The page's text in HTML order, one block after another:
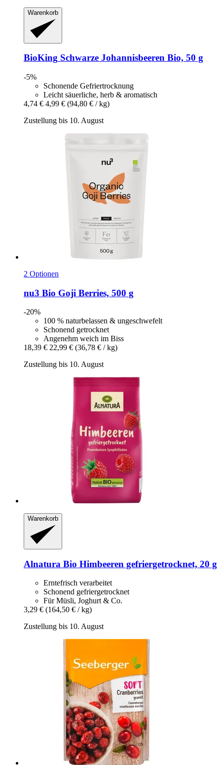
Warenkorb
BioKing Schwarze Johannisbeeren Bio, 50 g
-5%
Schonende Gefriertrocknung
Leicht säuerliche, herb & aromatisch
4,74 € 4,99 € (94,80 € / kg)
Zustellung bis 10. August
2 Optionen
nu3 Bio Goji Berries, 500 g
-20%
100 % naturbelassen & ungeschwefelt
Schonend getrocknet
Angenehm weich im Biss
18,39 € 22,99 € (36,78 € / kg)
Zustellung bis 10. August
Warenkorb
Alnatura Bio Himbeeren gefriergetrocknet, 20 g
Erntefrisch verarbeitet
Schonend gefriergetrocknet
Für Müsli, Joghurt & Co.
3,29 € (164,50 € / kg)
Zustellung bis 10. August